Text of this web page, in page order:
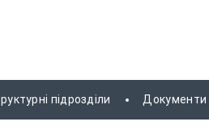
підрозділи Документи